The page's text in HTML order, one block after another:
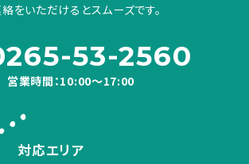
をいただけるとスムーズです。
53-2560
営業時間：10:00～17:00
対応エリア